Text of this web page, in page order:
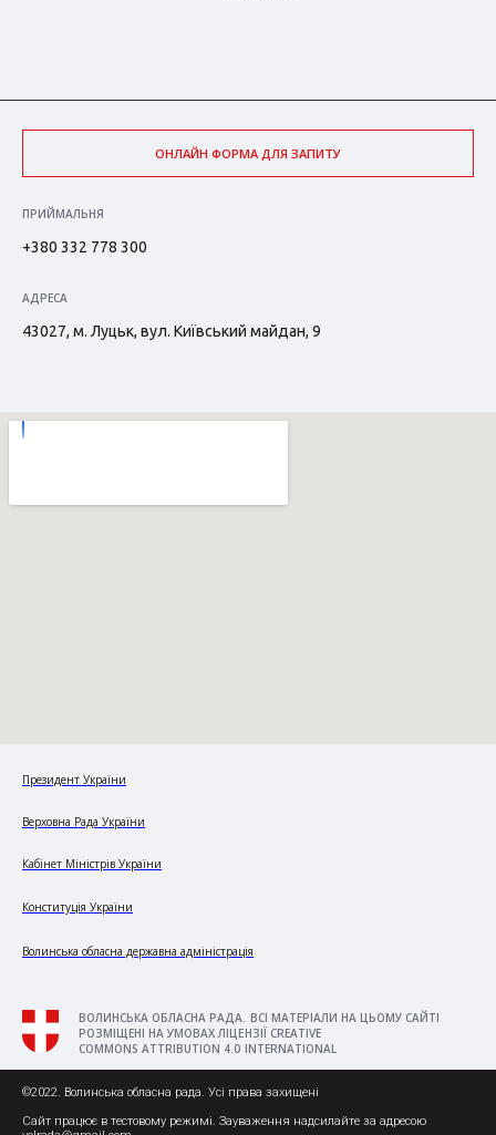
ОНЛАЙН ФОРМА ДЛЯ ЗАПИТУ
ПРИЙМАЛЬНЯ
+380 332 778 300
АДРЕСА
43027, м. Луцьк, вул. Київський майдан, 9
Президент України
Верховна Рада України
Кабінет Міністрів України
Конституція України
Волинська обласна державна адміністрація
ВОЛИНСЬКА ОБЛАСНА РАДА. ВСІ МАТЕРІАЛИ НА ЦЬОМУ САЙТІ
РОЗМІЩЕНІ НА УМОВАХ ЛІЦЕНЗІЇ CREATIVE
COMMONS ATTRIBUTION 4.0 INTERNATIONAL
©2022. Волинська обласна рада. Усі права захищені
Сайт працює в тестовому режимі. Зауваження надсилайте за адресою